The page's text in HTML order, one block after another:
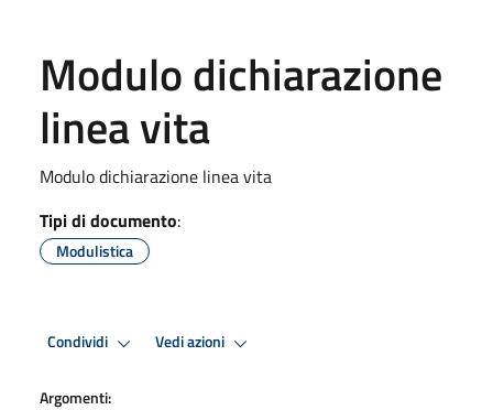
Modulo dichiarazione
linea vita
Modulo dichiarazione linea vita
Tipi di documento:
Modulistica
Condividi Vedi azioni
Argomenti: